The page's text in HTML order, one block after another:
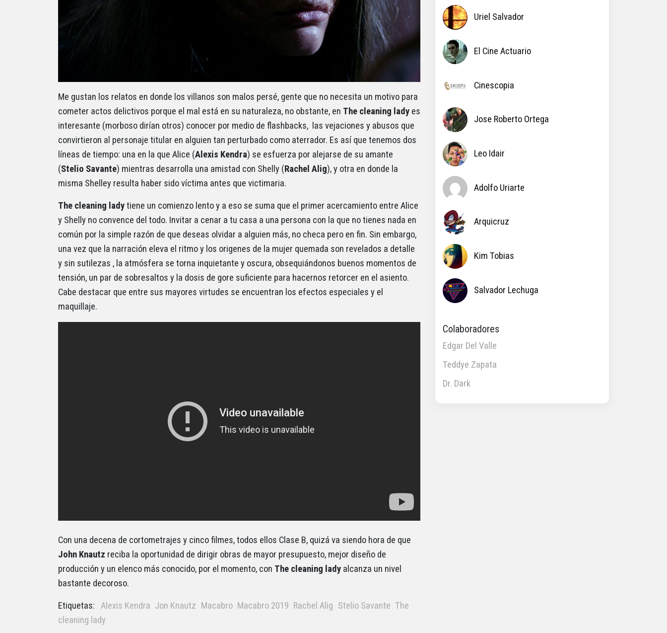
Me gustan los relatos en donde los villanos son malos persé, gente que no necesita un motivo para
cometer actos delictivos porque el mal está en su naturaleza, no obstante, en The cleaning lady es
interesante (morboso dirían otros) conocer por medio de flashbacks, las vejaciones y abusos que
convirtieron al personaje titular en alguien tan perturbado como aterrador. Es así que tenemos dos
líneas de tiempo: una en la que Alice (Alexis Kendra) se esfuerza por alejarse de su amante
(Stelio Savante) mientras desarrolla una amistad con Shelly (Rachel Alig), y otra en donde la
misma Shelley resulta haber sido víctima antes que victimaria.
The cleaning ladytiene un comienzo lento y a eso se suma que el primer acercamiento entre Alice
y Shelly no convence del todo. Invitar a cenar a tu casa a una persona con la que no tienes nada en
común por la simple razón de que deseas olvidar a alguien más, no checa pero en fin. Sin embargo,
una vez que la narración eleva el ritmo y los origenes de la mujer quemada son revelados a detalle
y sin sutilezas , la atmósfera se torna inquietante y oscura, obsequiándonos buenos momentos de
tensión, un par de sobresaltos y la dosis de gore suficiente para hacernos retorcer en el asiento.
Cabe destacar que entre sus mayores virtudes se encuentran los efectos especiales y el
maquillaje.
Con una decena de cortometrajes y cinco filmes, todos ellos Clase B, quizá va siendo hora de que
John Knautz reciba la oportunidad de dirigir obras de mayor presupuesto, mejor diseño de
producción y un elenco más conocido, por el momento, con The cleaning lady alcanza un nivel
bastante decoroso.
Etiquetas: Alexis Kendra Jon Knautz Macabro Macabro 2019 Rachel Alig Stelio Savante The
cleaning lady
Uriel Salvador
El Cine Actuario
Cinescopia
Jose Roberto Ortega
Leo Idair
Adolfo Uriarte
Arquicruz
Kim Tobias
Salvador Lechuga
Colaboradores
Edgar Del Valle
Teddye Zapata
Dr. Dark